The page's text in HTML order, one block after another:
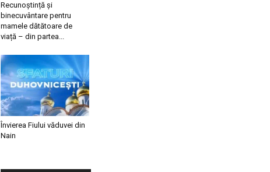
Recunoștință și
binecuvântare pentru
mamele dătătoare de
viață – din partea...
Învierea Fiului văduvei din
Nain